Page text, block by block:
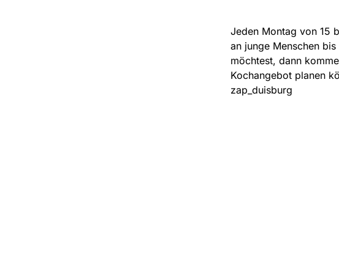
Jeden Montag von 15
an junge Menschen
möchtest, dann
Kochangebot planen
zap_duisburg